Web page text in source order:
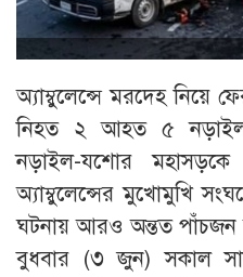
অ্যাম্বুলেন্সে মরদেহ নিয়ে
নিহত ২ আহত ৫
নড়াইল-যশোর মহাসড়কে
অ্যাম্বুলেন্সের মুখোমুখি
ঘটনায় আরও অন্তত পাঁচজন
বুধবার (৩ জুন) সকাল